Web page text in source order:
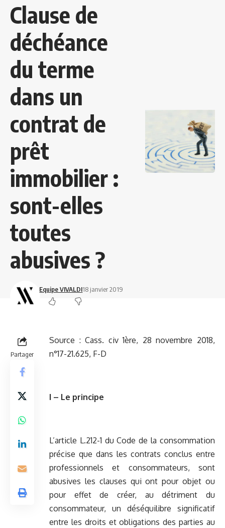
Clause de
déchéance
du terme
dans un
contrat de
prêt
immobilier :
sont-elles
toutes
abusives ?
Equipe VIVALDI18 janvier 2019
Partager
Source : Cass. civ 1ère, 28 novembre 2018,
n°17-21.625, F-D
I – Le principe
L’article L.212-1 du Code de la consommation
précise que dans les contrats conclus entre
professionnels et consommateurs, sont
abusives les clauses qui ont pour objet ou
pour effet de créer, au détriment du
consommateur, un déséquilibre significatif
entre les droits et obligations des parties au